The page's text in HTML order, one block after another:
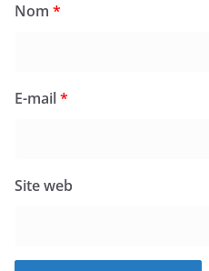
Nom *
E-mail*
Site web